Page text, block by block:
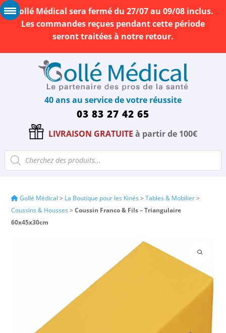
Gollé Médical sera fermé du 27/07 au 09/08 inclus.
Les commandes reçues pendant cette période
seront traitées à notre retour.
40 ans au service de votre réussite
03 83 27 42 65
LIVRAISON GRATUITE à partir de 100€
Recherche
de
produits
Gollé Médical > La Boutique pour les Kinés >Tables & Mobilier>
Coussins & Housses >Coussin Franco & Fils – Triangulaire
60x45x30cm